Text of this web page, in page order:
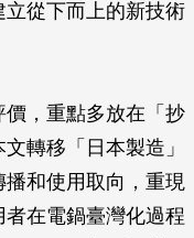
從下而上的新技術
，重點多放在「抄
轉移「日本製造」
和使用取向，重現
在電鍋臺灣化過程